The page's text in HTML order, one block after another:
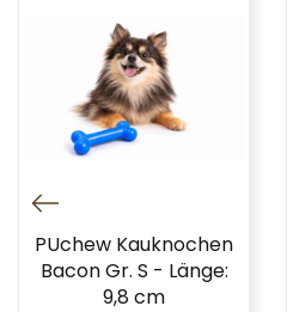
PUchew Kauknochen
Bacon Gr. S - Länge:
9,8 cm